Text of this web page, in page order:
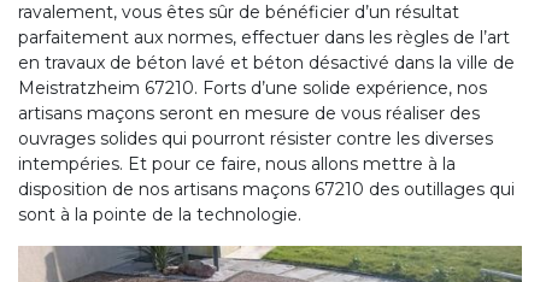
ravalement, vous êtes sûr de bénéficier d’un résultat
parfaitement aux normes, effectuer dans les règles de l’art
en travaux de béton lavé et béton désactivé dans la ville de
Meistratzheim 67210. Forts d’une solide expérience, nos
artisans maçons seront en mesure de vous réaliser des
ouvrages solides qui pourront résister contre les diverses
intempéries. Et pour ce faire, nous allons mettre à la
disposition de nos artisans maçons 67210 des outillages qui
sont à la pointe de la technologie.